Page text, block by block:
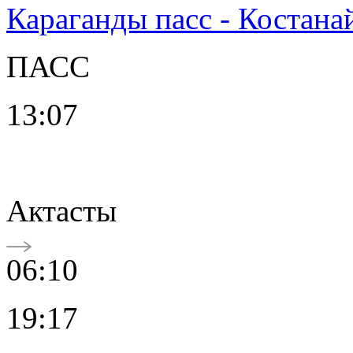
Караганды пасс -
ПАСС
13:07
Актасты
06:10
19:17